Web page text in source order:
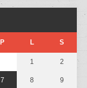
P L S
1 2
7 8 9